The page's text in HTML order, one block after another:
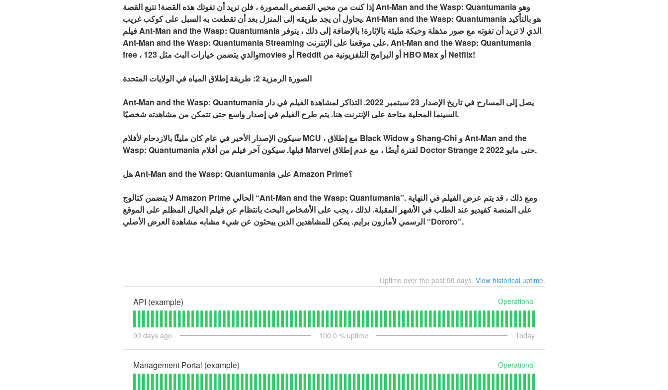
إذا كنت من محبي القصص المصورة ، فلن تريد أن تفوتك هذه القصة! تتبع القصة Ant-Man and the Wasp: Quantumania وهو
يحاول أن يجد طريقه إلى المنزل بعد أن تقطعت به السبل على كوكب غريب. Ant-Man and the Wasp: Quantumania هو بالتأكيد
فيلم Ant-Man and the Wasp: Quantumania الذي لا تريد أن تفوته مع صور مذهلة وحبكة مليئة بالإثارة! بالإضافة إلى ذلك ، يتوفر
Ant-Man and the Wasp: Quantumania Streaming على موقعنا على الإنترنت. Ant-Man and the Wasp: Quantumania
free ، والذي يتضمن خيارات البث مثل 123movies أو Reddit أو البرامج التلفزيونية من HBO Max أو Netflix!
الصورة الرمزية 2: طريقة إطلاق المياه في الولايات المتحدة
Ant-Man and the Wasp: Quantumania يصل إلى المسارح في تاريخ الإصدار 23 سبتمبر 2022. التذاكر لمشاهدة الفيلم في دار
السينما المحلية متاحة على الإنترنت هنا. يتم طرح الفيلم في إصدار واسع حتى تتمكن من مشاهدته شخصيًا.
سيكون الإصدار الأخير في عام كان مليئًا بالازدحام لأفلام MCU ، مع إطلاق Black Widow و Shang-Chi و Ant-Man and the
Wasp: Quantumania قبلها. سيكون آخر فيلم من أفلام Marvel لفترة أيضًا ، مع عدم إطلاق Doctor Strange 2 حتى مايو 2022.
هل Ant-Man and the Wasp: Quantumania على Amazon Prime؟
لا يتضمن كتالوج Amazon Prime الحالي “Ant-Man and the Wasp: Quantumania”. ومع ذلك ، قد يتم عرض الفيلم في النهاية
على المنصة كفيديو عند الطلب في الأشهر المقبلة. لذلك ، يجب على الأشخاص البحث بانتظام عن فيلم الخيال المظلم على الموقع
الرسمي لأمازون برايم. يمكن للمشاهدين الذين يبحثون عن شيء مشابه مشاهدة العرض الأصلي “Dororo”.
Uptime over the past 90 days. View historical uptime.
API (example) Operational
90 days ago 100.0 % uptime Today
Management Portal (example) Operational